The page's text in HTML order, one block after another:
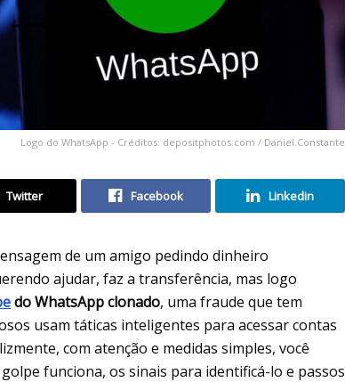
Logo do WhatsApp - Créditos: depositphotos.com / Daniel.Constante
Twitter Facebook Linkedin
de um amigo pedindo dinheiro
ajudar, faz a transferência, mas logo
do WhatsApp clonado, uma fraude que tem
usam táticas inteligentes para acessar contas
com atenção e medidas simples, você
funciona, os sinais para identificá-lo e passos